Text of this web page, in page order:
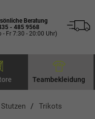
Beratung
- 485 9568
- Fr 7:30 - 20:00 Uhr)
Teambekleidung
Trikots